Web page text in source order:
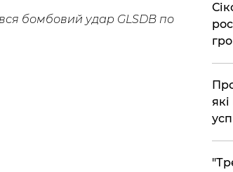
бомбовий удар GLSDB по